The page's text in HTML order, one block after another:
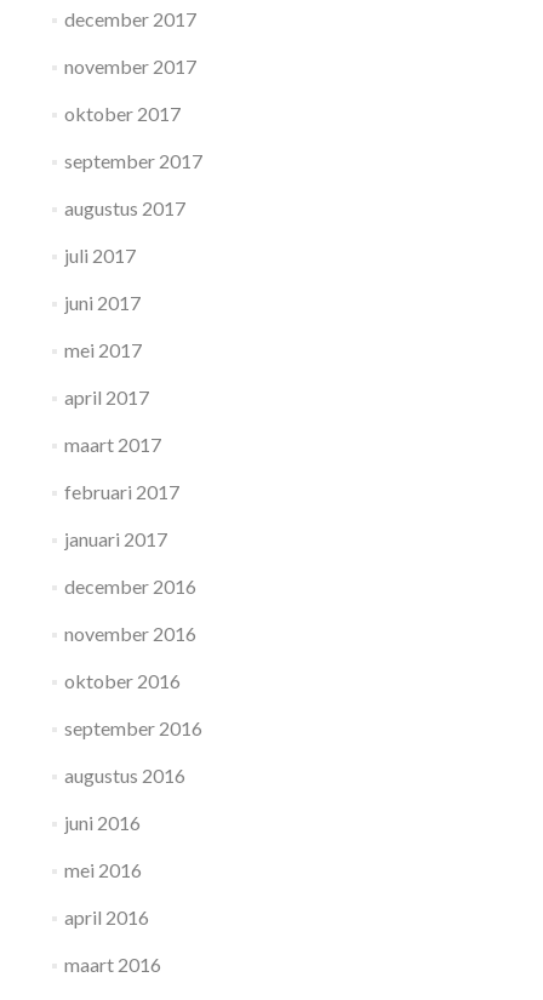
december 2017
november 2017
oktober 2017
september 2017
augustus 2017
juli 2017
juni 2017
mei 2017
april 2017
maart 2017
februari 2017
januari 2017
december 2016
november 2016
oktober 2016
september 2016
augustus 2016
juni 2016
mei 2016
april 2016
maart 2016